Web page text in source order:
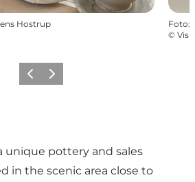
Hostrup
Foto:
©
Vorige Volgende
unique pottery and sales
in the scenic area close to